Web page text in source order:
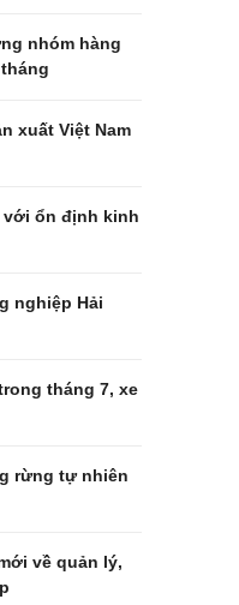
nhóm hàng
xuất Việt Nam
ổn định kinh
nghiệp Hải
tháng 7, xe
rừng tự nhiên
về quản lý,